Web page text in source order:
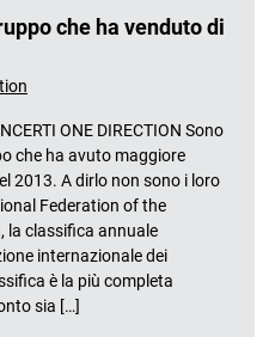
che ha venduto di
ONE DIRECTION Sono
che ha avuto maggiore
2013. A dirlo non sono i loro
Federation of the
la classifica annuale
internazionale dei
è la più completa
sia […]